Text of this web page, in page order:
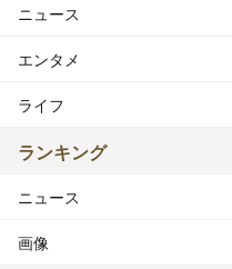
ニュース
エンタメ
ライフ
ランキング
ニュース
画像